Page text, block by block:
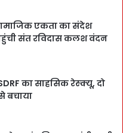
एकता का संदेश
संत रविदास कलश वंदन
का साहसिक रेस्क्यू, दो
बचाया